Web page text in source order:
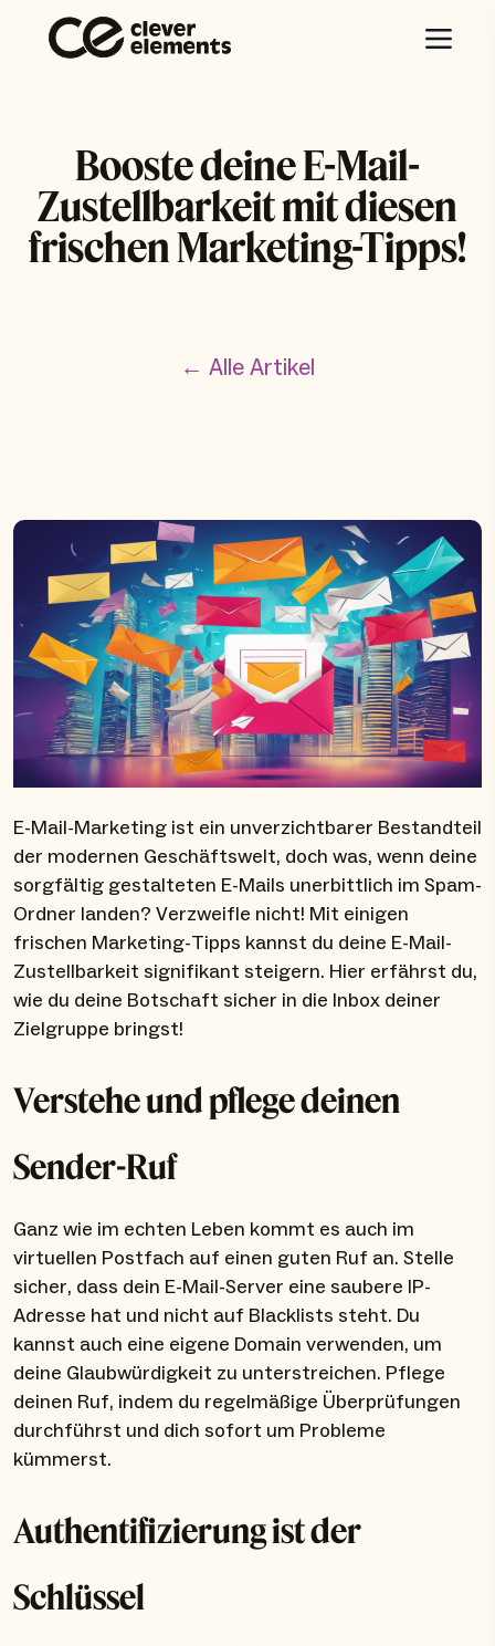
Booste deine E-Mail-
Zustellbarkeit mit diesen
frischen Marketing-Tipps!
← Alle Artikel
E-Mail-Marketing ist ein unverzichtbarer Bestandteil
der modernen Geschäftswelt, doch was, wenn deine
sorgfältig gestalteten E-Mails unerbittlich im Spam-
Ordner landen? Verzweifle nicht! Mit einigen
frischen Marketing-Tipps kannst du deine E-Mail-
Zustellbarkeit signifikant steigern. Hier erfährst du,
wie du deine Botschaft sicher in die Inbox deiner
Zielgruppe bringst!
Verstehe und pflege deinen
Sender-Ruf
Ganz wie im echten Leben kommt es auch im
virtuellen Postfach auf einen guten Ruf an. Stelle
sicher, dass dein E-Mail-Server eine saubere IP-
Adresse hat und nicht auf Blacklists steht. Du
kannst auch eine eigene Domain verwenden, um
deine Glaubwürdigkeit zu unterstreichen. Pflege
deinen Ruf, indem du regelmäßige Überprüfungen
durchführst und dich sofort um Probleme
kümmerst.
Authentifizierung ist der
Schlüssel